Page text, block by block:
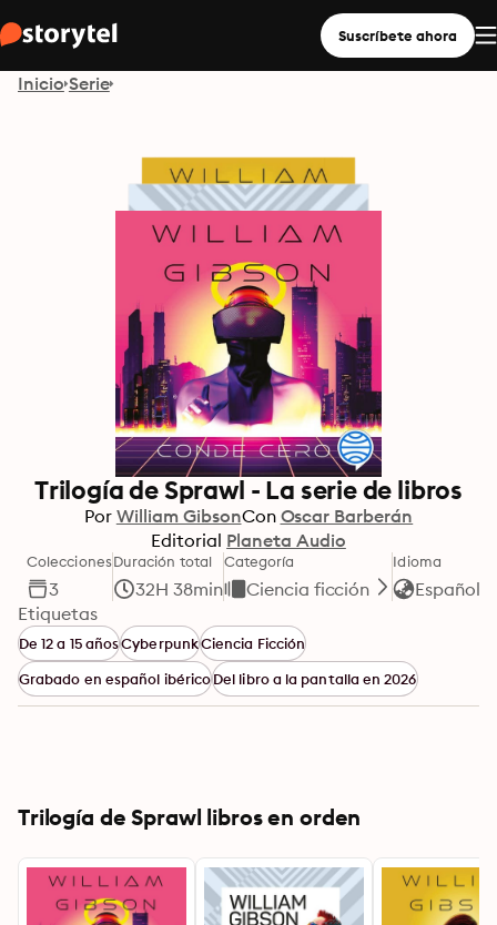
Suscríbete ahora
Inicio Serie
Trilogía de Sprawl - La serie de libros
Por William GibsonCon Oscar Barberán
Editorial Planeta Audio
Colecciones
3
Duración total
32H 38min
Categoría
Ciencia ficción
Idioma
Español
Etiquetas
De 12 a 15 añosCyberpunkCiencia Ficción
Grabado en español ibéricoDel libro a la pantalla en 2026
Trilogía de Sprawl libros en orden